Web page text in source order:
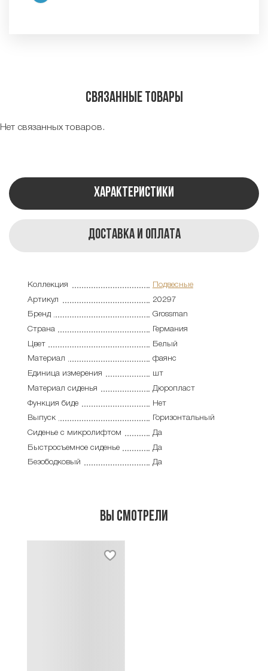
Связанные товары
Нет связанных товаров.
Характеристики
Доставка и оплата
Коллекция
Подвесные
Артикул
20297
Бренд
Grossman
Страна
Германия
Цвет
Белый
Материал
фаянс
Единица измерения
шт
Материал сиденья
Дюропласт
Функция биде
Нет
Выпуск
Горизонтальный
Сиденье с микролифтом
Да
Быстросъемное сиденье
Да
Безободковый
Да
Вы смотрели